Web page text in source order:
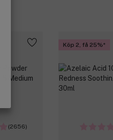
(2656)
Köp 2, få 25%